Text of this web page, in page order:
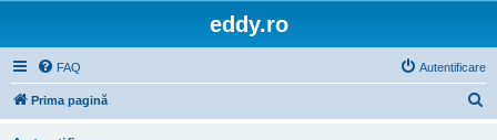
eddy.ro
FAQ Autentificare
Prima pagină